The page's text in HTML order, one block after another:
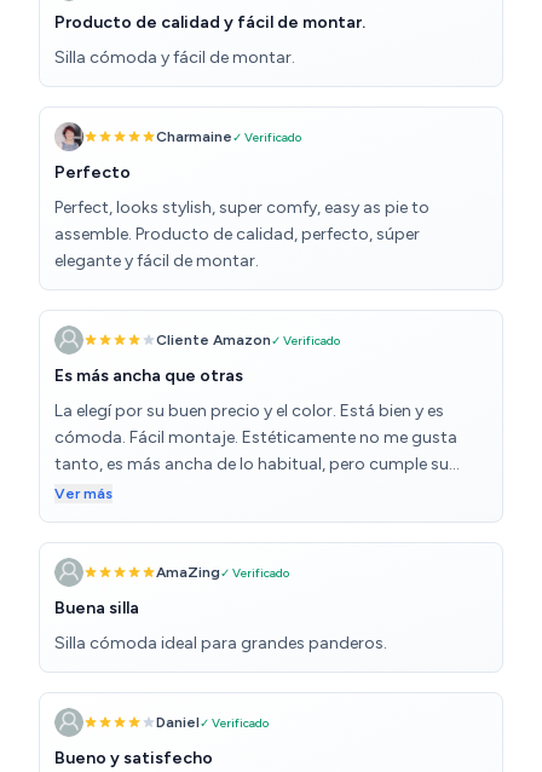
Producto de calidad y fácil de montar.
Silla cómoda y fácil de montar.
Charmaine✓ Verificado
Perfecto
Perfect, looks stylish, super comfy, easy as pie to
assemble. Producto de calidad, perfecto, súper
elegante y fácil de montar.
Cliente Amazon✓ Verificado
Es más ancha que otras
La elegí por su buen precio y el color. Está bien y es
cómoda. Fácil montaje. Estéticamente no me gusta
tanto, es más ancha de lo habitual, pero cumple su
función.
Ver más
AmaZing✓ Verificado
Buena silla
Silla cómoda ideal para grandes panderos.
Daniel✓ Verificado
Bueno y satisfecho